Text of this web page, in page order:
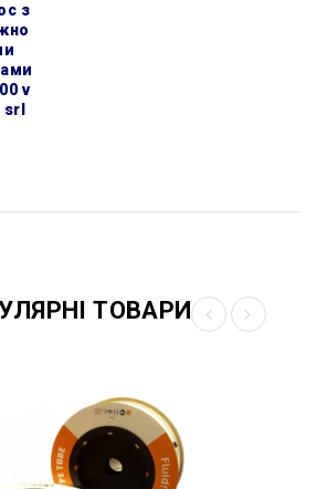
v
ТОВАРИ